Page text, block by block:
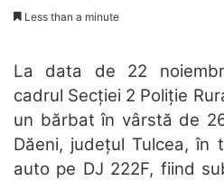
Less than a minute
La data de 22
cadrul Secției 2 Poliție
un bărbat în vârstă de
Dăeni, județul Tulcea, în
auto pe DJ 222F, fiind